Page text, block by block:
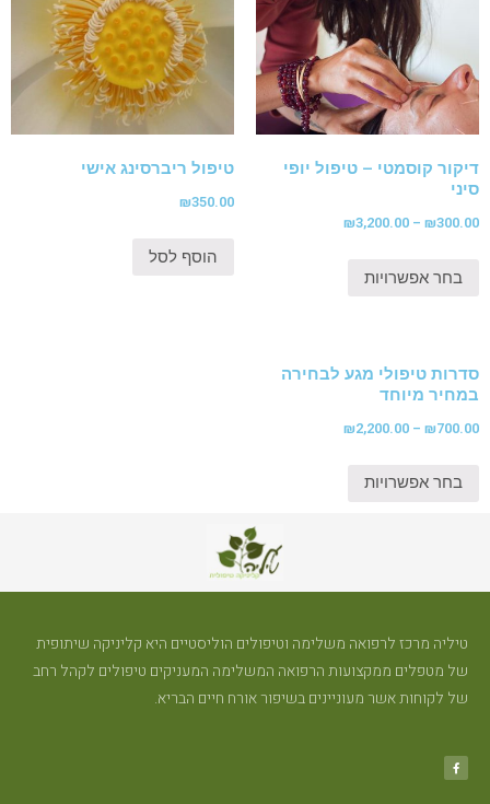
דיקור קוסמטי – טיפול יופי
סיני
₪300.00
–
₪3,200.00
בחר אפשרויות
טיפול ריברסינג אישי
₪350.00
הוסף לסל
סדרות טיפולי מגע לבחירה
במחיר מיוחד
₪700.00
–
₪2,200.00
בחר אפשרויות
טיליה מרכז לרפואה משלימה וטיפולים הוליסטיים היא קליניקה שיתופית
של מטפלים ממקצועות הרפואה המשלימה המעניקים טיפולים לקהל רחב
של לקוחות אשר מעוניינים בשיפור אורח חיים הבריא.